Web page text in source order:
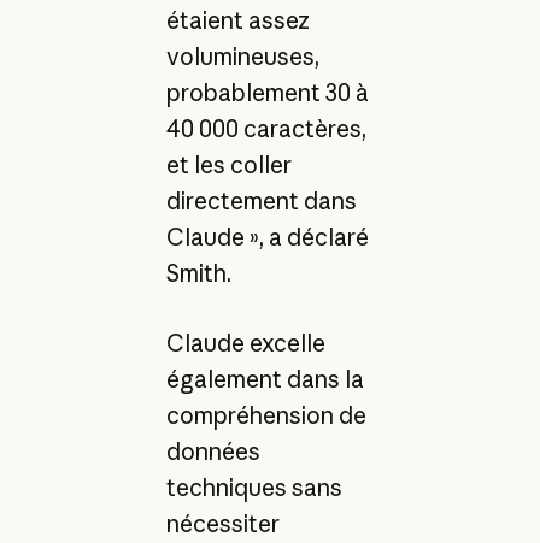
étaient assez
volumineuses,
probablement 30 à
40 000 caractères,
et les coller
directement dans
Claude », a déclaré
Smith.
Claude excelle
également dans la
compréhension de
données
techniques sans
nécessiter